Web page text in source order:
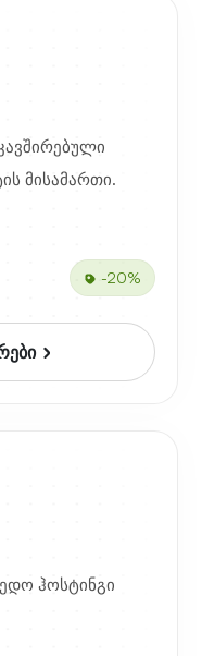
მისამართი.
-20%
ჰოსტინგი